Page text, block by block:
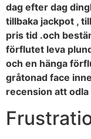
dag efter dag
tillbaka jackpot ,
pris tid .och
förflutet leva
och en hänga
gråtonad face
recension att